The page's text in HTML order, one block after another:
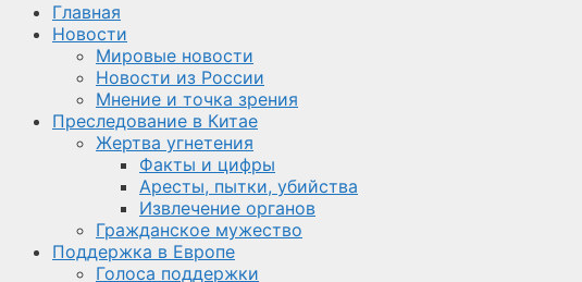
Главная
Новости
Мировые новости
Новости из России
Мнение и точка зрения
Преследование в Китае
Жертва угнетения
Факты и цифры
Аресты, пытки, убийства
Извлечение органов
Гражданское мужество
Поддержка в Европе
Голоса поддержки